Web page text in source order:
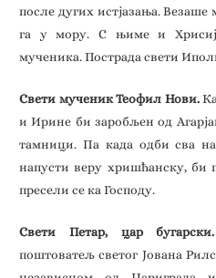
после дугих истјазања.
га у мору. С њиме и
мученика. Пострада свети
Свети мученик Теофил Нови.
и Ирине би заробљен од
тамници. Па када одби сва
напусти веру хришћанску, би
пресели се ка Господу.
Свети Петар, цар
поштоватељ светог Јована